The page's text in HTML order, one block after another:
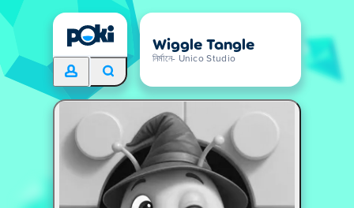
Wiggle Tangle
নির্মানে- Unico Studio